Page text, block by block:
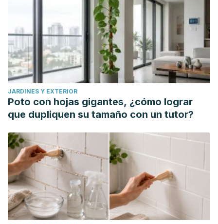
JARDINES Y EXTERIOR
Poto con hojas gigantes, ¿cómo lograr
que dupliquen su tamaño con un tutor?